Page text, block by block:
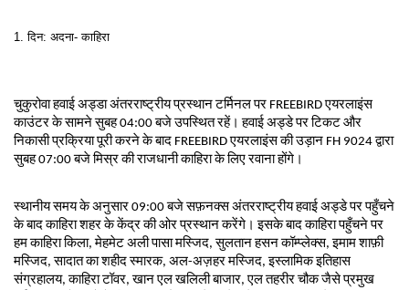
1. दिन: अदना- काहिरा
चुकुरोवा हवाई अड्डा अंतरराष्ट्रीय प्रस्थान टर्मिनल पर FREEBIRD एयरलाइंस
काउंटर के सामने सुबह 04:00 बजे उपस्थित रहें। हवाई अड्डे पर टिकट और
निकासी प्रक्रिया पूरी करने के बाद FREEBIRD एयरलाइंस की उड़ान FH 9024 द्वारा
सुबह 07:00 बजे मिस्र की राजधानी काहिरा के लिए रवाना होंगे।
स्थानीय समय के अनुसार 09:00 बजे सफ़नक्‍स अंतरराष्ट्रीय हवाई अड्डे पर पहुँचने
के बाद काहिरा शहर के केंद्र की ओर प्रस्थान करेंगे। इसके बाद काहिरा पहुँचने पर
हम काहिरा किला, मेहमेट अली पासा मस्जिद, सुलतान हसन कॉम्प्लेक्स, इमाम शाफ़ी
मस्जिद, सादात का शहीद स्मारक, अल-अज़हर मस्जिद, इस्लामिक इतिहास
संग्रहालय, काहिरा टॉवर, खान एल खलिली बाजार, एल तहरीर चौक जैसे प्रमुख